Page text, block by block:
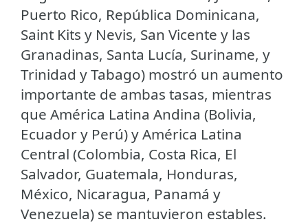
Puerto Rico, República Dominicana,
Saint Kits y Nevis, San Vicente y las
Granadinas, Santa Lucía, Suriname, y
Trinidad y Tabago) mostró un aumento
importante de ambas tasas, mientras
que América Latina Andina (Bolivia,
Ecuador y Perú) y América Latina
Central (Colombia, Costa Rica, El
Salvador, Guatemala, Honduras,
México, Nicaragua, Panamá y
Venezuela) se mantuvieron estables.